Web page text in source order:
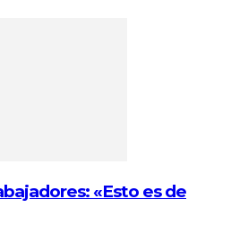
«Esto es de